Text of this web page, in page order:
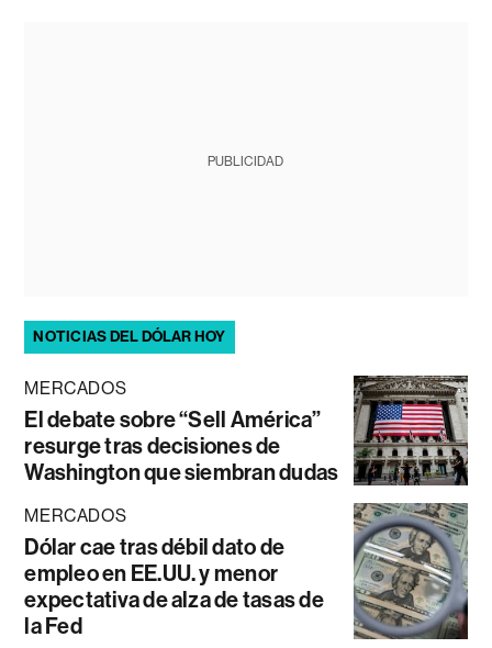
PUBLICIDAD
NOTICIAS DEL DÓLAR HOY
MERCADOS
El debate sobre “Sell América”
resurge tras decisiones de
Washington que siembran dudas
MERCADOS
Dólar cae tras débil dato de
empleo en EE.UU. y menor
expectativa de alza de tasas de
la Fed